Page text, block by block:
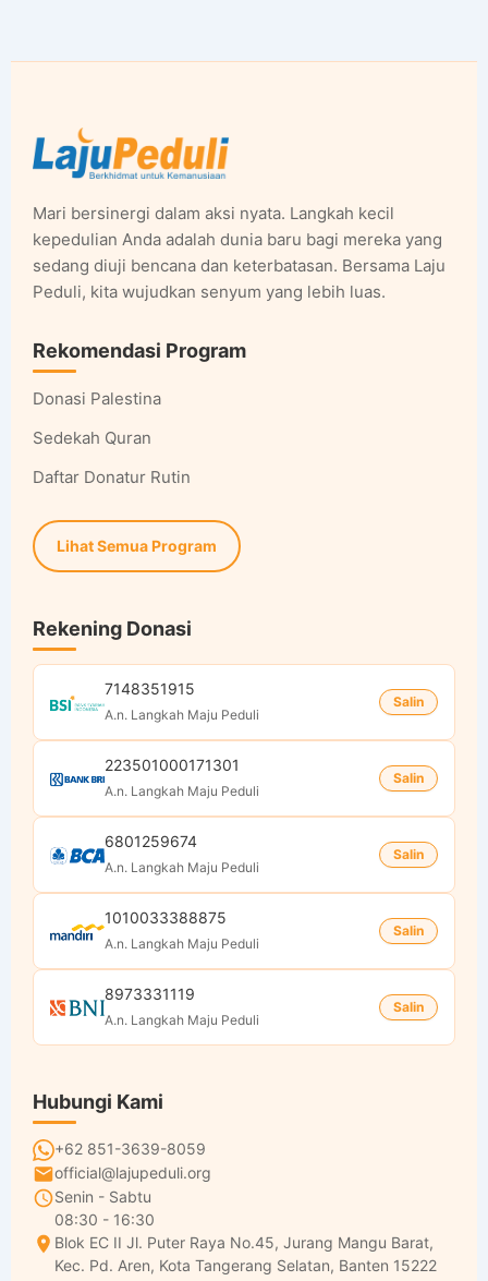
Mari bersinergi dalam aksi nyata. Langkah kecil
kepedulian Anda adalah dunia baru bagi mereka yang
sedang diuji bencana dan keterbatasan. Bersama Laju
Peduli, kita wujudkan senyum yang lebih luas.
Rekomendasi Program
Donasi Palestina
Sedekah Quran
Daftar Donatur Rutin
Lihat Semua Program
Rekening Donasi
7148351915
A.n. Langkah Maju Peduli
Salin
223501000171301
A.n. Langkah Maju Peduli
Salin
6801259674
A.n. Langkah Maju Peduli
Salin
1010033388875
A.n. Langkah Maju Peduli
Salin
8973331119
A.n. Langkah Maju Peduli
Salin
Hubungi Kami
+62 851-3639-8059
official@lajupeduli.org
Senin - Sabtu
08:30 - 16:30
Blok EC II Jl. Puter Raya No.45, Jurang Mangu Barat,
Kec. Pd. Aren, Kota Tangerang Selatan, Banten 15222